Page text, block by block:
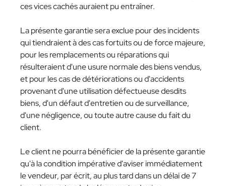
ces vices cachés auraient pu entraîner.
La présente garantie sera exclue pour des incidents
qui tiendraient à des cas fortuits ou de force majeure,
pour les remplacements ou réparations qui
résulteraient d'une usure normale des biens vendus,
et pour les cas de détériorations ou d'accidents
provenant d'une utilisation défectueuse desdits
biens, d'un défaut d'entretien ou de surveillance,
d'une négligence, ou toute autre cause du fait du
client.
Le client ne pourra bénéficier de la présente garantie
qu'à la condition impérative d'aviser immédiatement
le vendeur, par écrit, au plus tard dans un délai de 7